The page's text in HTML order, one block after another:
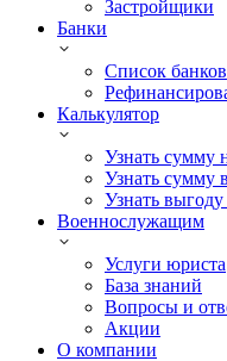
Застройщики
Банки
Список банков
Калькулятор
Узнать сумму
Узнать сумму
Узнать
Военнослужащим
Услуги юриста
База знаний
Вопросы и
Акции
О компании